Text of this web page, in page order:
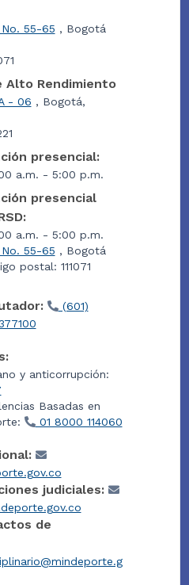
55-65 , Bogotá
Alto Rendimiento
- 06 , Bogotá,
presencial:
a.m. - 5:00 p.m.
presencial
a.m. - 5:00 p.m.
55-65 , Bogotá
postal: 111071
(601)
y anticorrupción:
Basadas en
01 8000 114060
judiciales:
de